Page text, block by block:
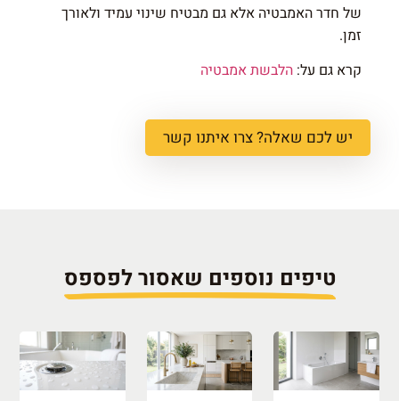
של חדר האמבטיה אלא גם מבטיח שינוי עמיד ולאורך
זמן.
קרא גם על: הלבשת אמבטיה
יש לכם שאלה? צרו איתנו קשר
טיפים נוספים שאסור לפספס